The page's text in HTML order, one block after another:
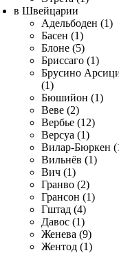
в Швейцарии
Адельбоден (1)
Басен (1)
Блоне (5)
Бриссаго (1)
Брусино
(1)
Бюшийон (1)
Веве (2)
Вербье (12)
Версуа (1)
Вилар-Бюркен
Вильнёв (1)
Вич (1)
Гранво (2)
Грансон (1)
Гштад (4)
Давос (1)
Женева (9)
Жентод (1)